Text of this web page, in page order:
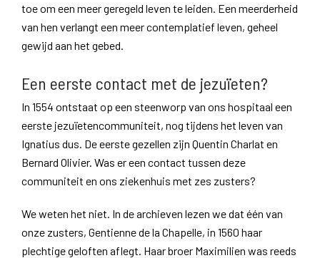
toe om een meer geregeld leven te leiden. Een meerderheid
van hen verlangt een meer contemplatief leven, geheel
gewijd aan het gebed.
Een eerste contact met de jezuïeten?
In 1554 ontstaat op een steenworp van ons hospitaal een
eerste jezuïetencommuniteit, nog tijdens het leven van
Ignatius dus. De eerste gezellen zijn Quentin Charlat en
Bernard Olivier. Was er een contact tussen deze
communiteit en ons ziekenhuis met zes zusters?
We weten het niet. In de archieven lezen we dat één van
onze zusters, Gentienne de la Chapelle, in 1560 haar
plechtige geloften aflegt. Haar broer Maximilien was reeds